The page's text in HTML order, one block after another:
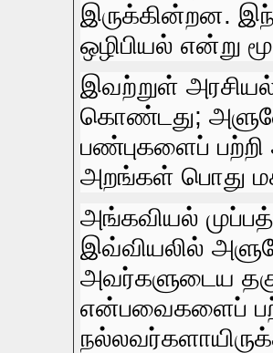
இருக்கின்றன.
ஒழிபியல்‌ என்று
இவற்றுள்‌
கொண்டது;
பண்புகளைப்‌ பற்றி
அறங்கள்‌ பொது
அங்கவியல்‌
இவ்வியலில்‌
அவர்‌களுடைய
என்பவைகளைப்‌